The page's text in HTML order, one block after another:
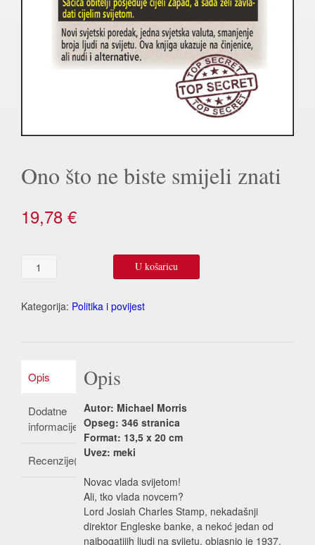
Ono što ne biste smijeli znati
19,78 €
Ono
biste
U košaricu
Kategorija: Politika i povijest
Opis
Dodatne
informacije
Recenzije(0)
Opis
Autor: Michael Morris
Opseg: 346 stranica
Format: 13,5 x 20 cm
Uvez: meki
Novac vlada svijetom!
Ali, tko vlada novcem?
Lord Josiah Charles Stamp, nekadašnji
direktor Engleske banke, a nekoć jedan od
najbogatijih ljudi na svijetu, objasnio je 1937.